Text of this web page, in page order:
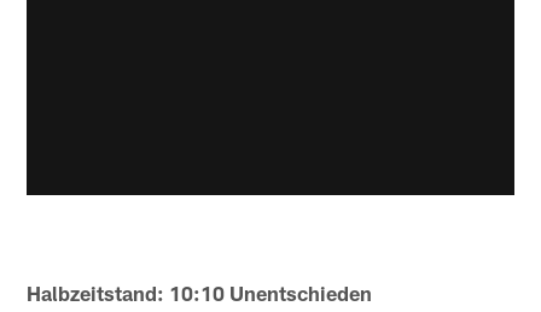
Halbzeitstand: 10:10 Unentschieden